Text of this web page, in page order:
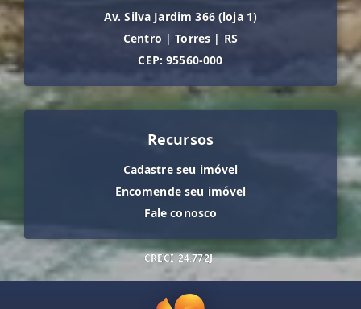
Av. Silva Jardim 366 (loja 1)
Centro | Torres | RS
CEP: 95560-000
Recursos
Cadastre seu imóvel
Encomende seu imóvel
Fale conosco
CRECI 24.772J